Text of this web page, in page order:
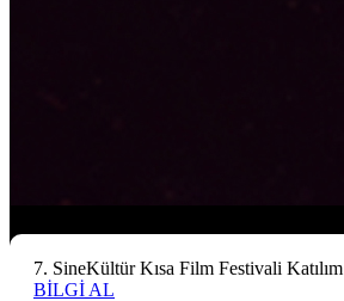
7. SineKültür Kısa Film Festivali
BİLGİ AL